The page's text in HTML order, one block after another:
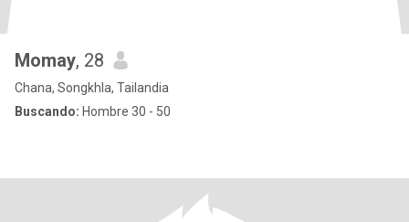
Momay, 28
Chana, Songkhla, Tailandia
Buscando: Hombre 30 - 50